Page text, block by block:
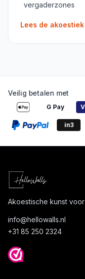
vergaderzones
Lees de
Veilig betalen met
G Pay
in3
Akoestische kunst
info@hellowalls.nl
+31 85 250 2324